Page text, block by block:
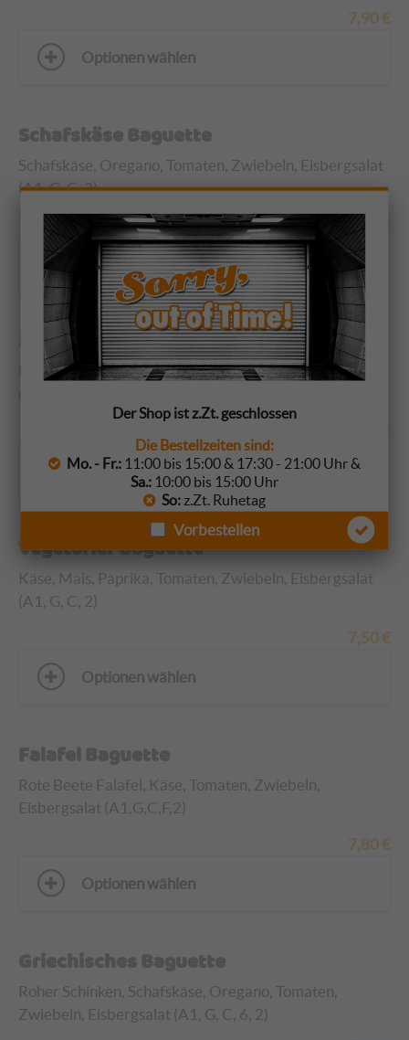
7,90 €
Optionen wählen
Schafskäse Baguette
Schafskäse, Oregano, Tomaten, Zwiebeln, Eisbergsalat
(A1, G, C, 2)
7,80 €
Optionen wählen
Mozzarella Baguette
Mozzarella, Basilikum, Tomaten, Zwiebeln, Eisbergsalat
€
Optionen wählen
Vegetarier Baguette
Käse, Mais, Paprika, Tomaten, Zwiebeln, Eisbergsalat
(A1, G, C, 2)
7,50 €
Optionen wählen
Falafel Baguette
Rote Beete Falafel, Käse, Tomaten, Zwiebeln,
Eisbergsalat (A1,G,C,F,2)
7,80 €
Optionen wählen
Griechisches Baguette
Roher Schinken, Schafskäse, Oregano, Tomaten,
Zwiebeln, Eisbergsalat (A1, G, C, 6, 2)
Vorbestellen
Der Shop ist z.Zt. geschlossen
Die Bestellzeiten sind:
Mo. - Fr.: 11:00 bis 15:00 & 17:30 - 21:00 Uhr &
Sa.: 10:00 bis 15:00 Uhr
So: z.Zt. Ruhetag